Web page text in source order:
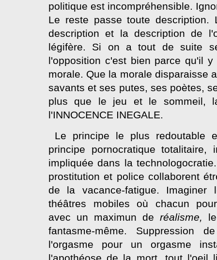
politique est incompréhensible.
Le reste passe toute
description et la description de
légifère. Si on a tout de suite
l'opposition c'est bien parce qu'il
morale. Que la morale disparaisse
savants et ses putes, ses poètes,
plus que le jeu et le sommeil,
l'INNOCENCE INEGALE.
Le principe le plus redoutable
principe pornocratique totalitaire,
impliquée dans la
prostitution et police collaborent
de la vacance-fatigue. Imaginer
théâtres mobiles où chacun
avec un maximun de réalisme,
fantasme-même. Suppression
l'orgasme pour un orgasme